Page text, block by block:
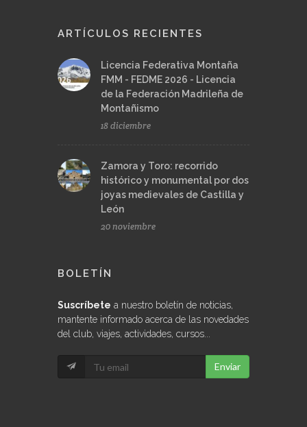
ARTÍCULOS RECIENTES
Licencia Federativa Montaña
FMM - FEDME 2026 - Licencia
de la Federación Madrileña de
Montañismo
18 diciembre
Zamora y Toro: recorrido
histórico y monumental por dos
joyas medievales de Castilla y
León
20 noviembre
BOLETÍN
Suscríbete a nuestro boletín de noticias,
mantente informado acerca de las novedades
del club, viajes, actividades, cursos...
Enviar